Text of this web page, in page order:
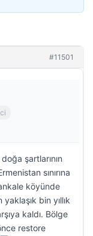
#11501
şartlarının
sınırına
köyünde
bin yıllık
kaldı. Bölge
restore